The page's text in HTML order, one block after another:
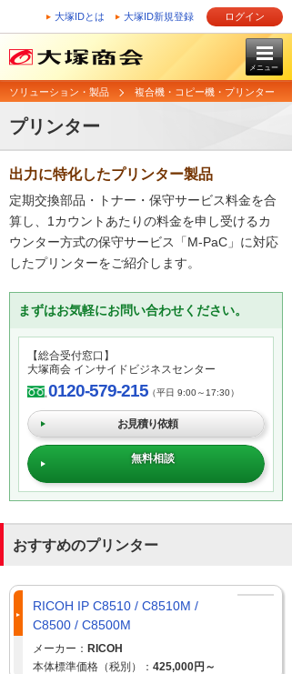
大塚IDとは 大塚ID新規登録 ログイン
メニュー
ソリューション・製品 複合機・コピー機・プリンター
プリンター
出力に特化したプリンター製品
定期交換部品・トナー・保守サービス料金を合
算し、1カウントあたりの料金を申し受けるカ
ウンター方式の保守サービス「M-PaC」に対応
したプリンターをご紹介します。
まずはお気軽にお問い合わせください。
【総合受付窓口】
大塚商会 インサイドビジネスセンター
0120-579-215（平日 9:00～17:30）
お見積り依頼
無料相談
おすすめのプリンター
RICOH IP C8510 / C8510M /
C8500 / C8500M
メーカー： RICOH
本体標準価格（税別）： 425,000円～